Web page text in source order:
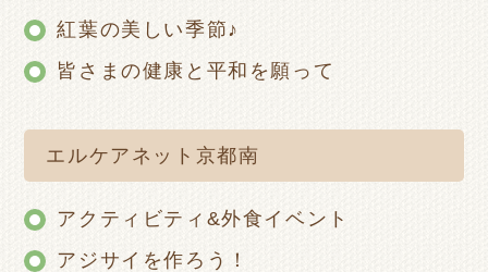
紅葉の美しい季節♪
皆さまの健康と平和を願って
エルケアネット京都南
アクティビティ&外食イベント
アジサイを作ろう！